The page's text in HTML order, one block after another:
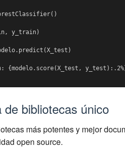
y_train)
{modelo.score(X_test,
bibliotecas único
más potentes y mejor
open source.